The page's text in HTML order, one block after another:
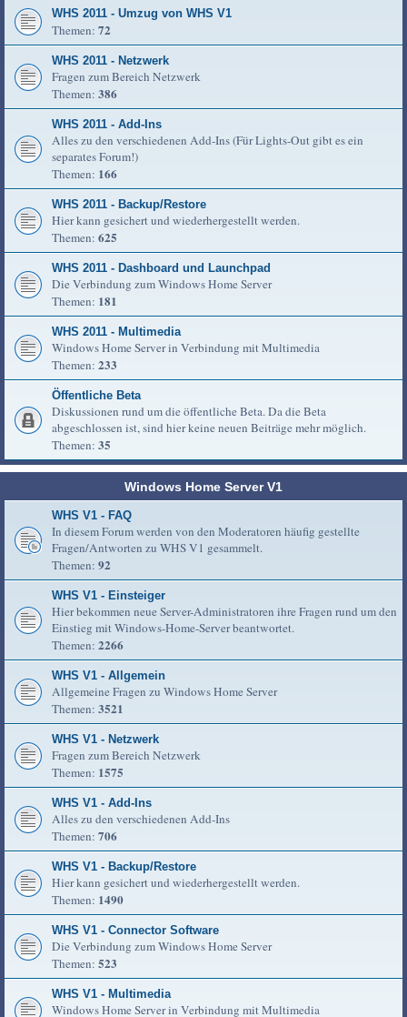
WHS 2011 - Umzug von WHS V1
Themen: 72
WHS 2011 - Netzwerk
Fragen zum Bereich Netzwerk
Themen: 386
WHS 2011 - Add-Ins
Alles zu den verschiedenen Add-Ins (Für Lights-Out gibt es ein
separates Forum!)
Themen: 166
WHS 2011 - Backup/Restore
Hier kann gesichert und wiederhergestellt werden.
Themen: 625
WHS 2011 - Dashboard und Launchpad
Die Verbindung zum Windows Home Server
Themen: 181
WHS 2011 - Multimedia
Windows Home Server in Verbindung mit Multimedia
Themen: 233
Öffentliche Beta
Diskussionen rund um die öffentliche Beta. Da die Beta
abgeschlossen ist, sind hier keine neuen Beiträge mehr möglich.
Themen: 35
Windows Home Server V1
WHS V1 - FAQ
In diesem Forum werden von den Moderatoren häufig gestellte
Fragen/Antworten zu WHS V1 gesammelt.
Themen: 92
WHS V1 - Einsteiger
Hier bekommen neue Server-Administratoren ihre Fragen rund um den
Einstieg mit Windows-Home-Server beantwortet.
Themen: 2266
WHS V1 - Allgemein
Allgemeine Fragen zu Windows Home Server
Themen: 3521
WHS V1 - Netzwerk
Fragen zum Bereich Netzwerk
Themen: 1575
WHS V1 - Add-Ins
Alles zu den verschiedenen Add-Ins
Themen: 706
WHS V1 - Backup/Restore
Hier kann gesichert und wiederhergestellt werden.
Themen: 1490
WHS V1 - Connector Software
Die Verbindung zum Windows Home Server
Themen: 523
WHS V1 - Multimedia
Windows Home Server in Verbindung mit Multimedia